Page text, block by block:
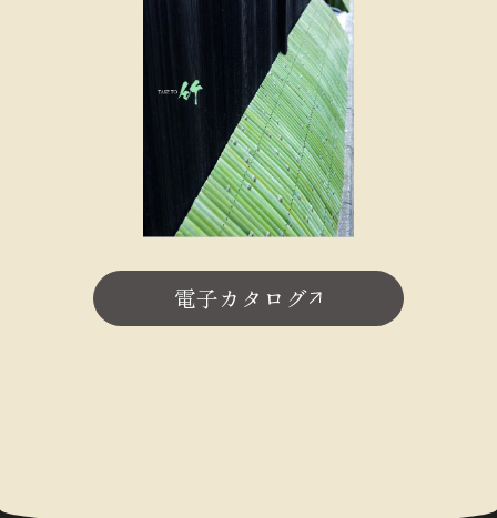
電子カタログ